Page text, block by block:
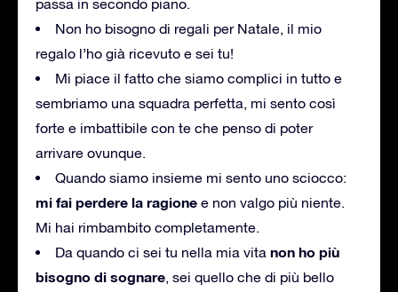
passa in secondo piano.
Non ho bisogno di regali per Natale, il mio
regalo l’ho già ricevuto e sei tu!
Mi piace il fatto che siamo complici in tutto e
sembriamo una squadra perfetta, mi sento così
forte e imbattibile con te che penso di poter
arrivare ovunque.
Quando siamo insieme mi sento uno sciocco:
mi fai perdere la ragione e non valgo più niente.
Mi hai rimbambito completamente.
Da quando ci sei tu nella mia vita non ho più
bisogno di sognare, sei quello che di più bello